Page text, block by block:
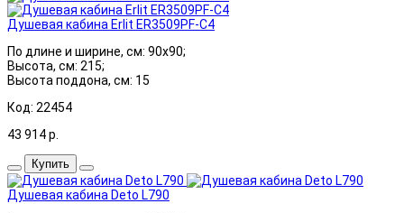
Душевая кабина Erlit ER3509PF-C4
По длине и ширине, см: 90x90;
Высота, см: 215;
Высота поддона, см: 15
Код: 22454
43 914р.
Купить
Душевая кабина Deto L790